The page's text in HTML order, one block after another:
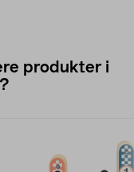
produkter i